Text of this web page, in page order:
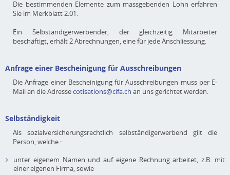
Die bestimmenden Elemente zum massgebenden Lohn erfahren
Sie im Merkblatt 2.01.
Ein Selbständigerwerbender, der gleichzeitig Mitarbeiter
beschäftigt, erhält 2 Abrechnungen, eine für jede Anschliessung.
Anfrage einer Bescheinigung für Ausschreibungen
Die Anfrage einer Bescheinigung für Ausschreibungen muss per E-
Mail an die Adressecotisations@cifa.ch an uns gerichtet werden.
Selbständigkeit
Als sozialversicherungsrechtlich selbständigerwerbend gilt die
Person, welche :
unter eigenem Namen und auf eigene Rechnung arbeitet, z.B. mit
einer eigenen Firma, sowie